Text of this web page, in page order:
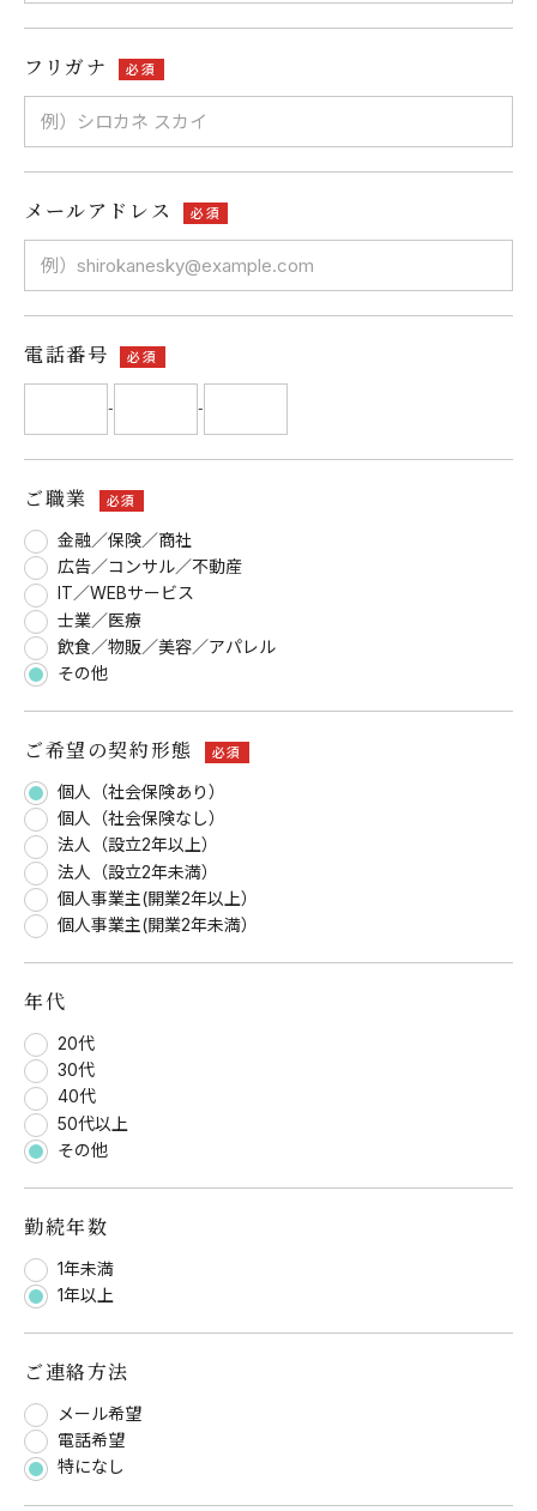
フリガナ 必須
メールアドレス 必須
電話番号 必須
- -
ご職業 必須
金融／保険／商社
広告／コンサル／不動産
IT／WEBサービス
士業／医療
飲食／物販／美容／アパレル
その他
ご希望の契約形態 必須
個人（社会保険あり）
個人（社会保険なし）
法人（設立2年以上）
法人（設立2年未満）
個人事業主(開業2年以上）
個人事業主(開業2年未満）
年代
20代
30代
40代
50代以上
その他
勤続年数
1年未満
1年以上
ご連絡方法
メール希望
電話希望
特になし